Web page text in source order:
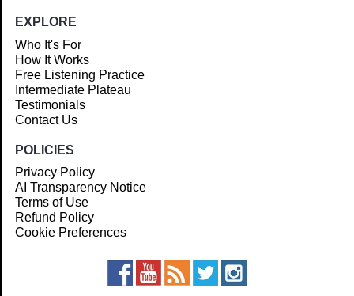
EXPLORE
Who It's For
How It Works
Free Listening Practice
Intermediate Plateau
Testimonials
Contact Us
POLICIES
Privacy Policy
AI Transparency Notice
Terms of Use
Refund Policy
Cookie Preferences